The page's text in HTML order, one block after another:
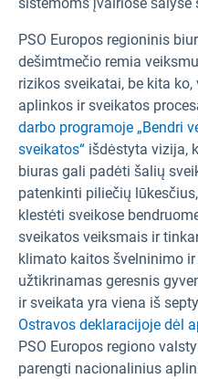
PSO Europos regioninis
dešimtmečio remia
rizikos sveikatai, be kita
aplinkos ir sveikatos
darbo programoje „Bendri
sveikatos“ išdėstyta vizija,
biuras gali padėti šalių
patenkinti piliečių
klestėti sveikose
sveikatos veiksmais ir
klimato kaitos švelninimo
užtikrinamas geresnis
ir sveikata yra viena iš
Ostravos deklaracijoje dėl
PSO Europos regiono
parengti nacionalinius